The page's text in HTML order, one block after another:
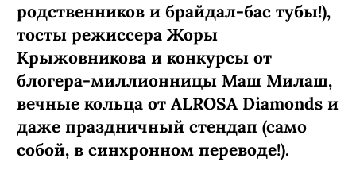
родственников и брайдал-бас тубы!),
тосты режиссера Жоры
Крыжовникова и конкурсы от
блогера-миллионницы Маш Милаш,
вечные кольца от ALROSA Diamonds и
даже праздничный стендап (само
собой, в синхронном переводе!).